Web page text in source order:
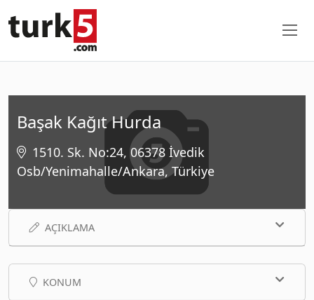
Başak Kağıt Hurda
1510. Sk. No:24, 06378 İvedik
Osb/Yenimahalle/Ankara, Türkiye
AÇIKLAMA
KONUM